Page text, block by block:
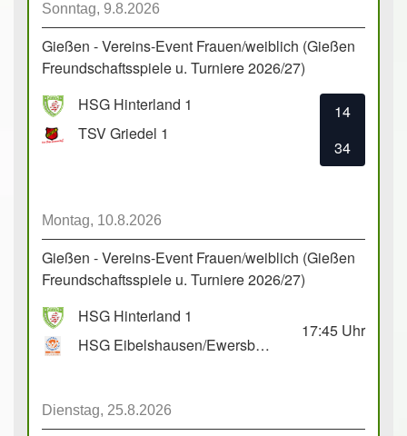
Sonntag, 9.8.2026
Gießen - Vereins-Event Frauen/weiblich (Gießen
Freundschaftsspiele u. Turniere 2026/27)
HSG Hinterland 1
TSV Griedel 1
14
34
Montag, 10.8.2026
Gießen - Vereins-Event Frauen/weiblich (Gießen
Freundschaftsspiele u. Turniere 2026/27)
HSG Hinterland 1
HSG Eibelshausen/Ewersbach GbR 2
17:45 Uhr
Dienstag, 25.8.2026